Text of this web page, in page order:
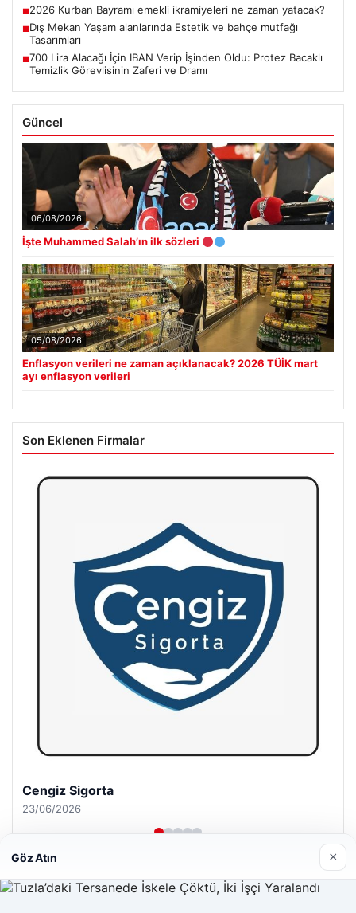
■2026 Kurban Bayramı emekli ikramiyeleri ne zaman yatacak?
■Dış Mekan Yaşam alanlarında Estetik ve bahçe mutfağı
Tasarımları
■700 Lira Alacağı İçin IBAN Verip İşinden Oldu: Protez Bacaklı
Temizlik Görevlisinin Zaferi ve Dramı
Güncel
06/08/2026
İşte Muhammed Salah’ın ilk sözleri
05/08/2026
Enflasyon verileri ne zaman açıklanacak? 2026 TÜİK mart
ayı enflasyon verileri
Son Eklenen Firmalar
Hastaş Beton
26/05/2026
Göz Atın ×